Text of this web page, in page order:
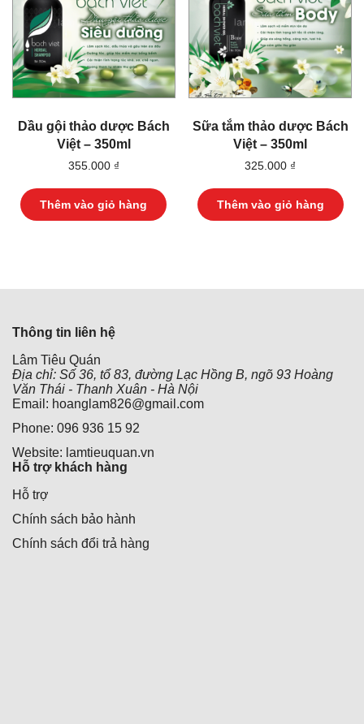
thể
được
chọn
trên
trang
sản
Dầu gội thảo dược Bách
Việt – 350ml
355.000 ₫
Thêm vào giỏ hàng
Sữa tắm thảo dược Bách
Việt – 350ml
325.000 ₫
Thêm vào giỏ hàng
Thông tin liên hệ
Lâm Tiêu Quán
Địa chỉ: Số 36, tổ 83, đường Lạc Hồng B, ngõ 93 Hoàng
Văn Thái - Thanh Xuân - Hà Nội
Email: hoanglam826@gmail.com
Phone: 096 936 15 92
Website: lamtieuquan.vn
Hỗ trợ khách hàng
Hỗ trợ
Chính sách bảo hành
Chính sách đổi trả hàng